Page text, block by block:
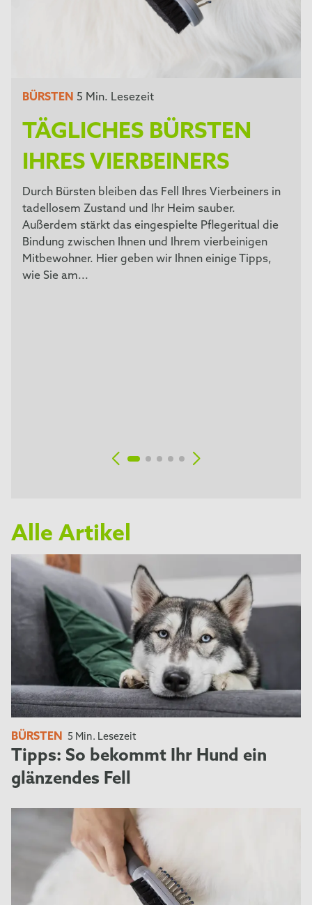
BÜRSTEN 5 Min. Lesezeit
TÄGLICHES BÜRSTEN
IHRES VIERBEINERS
Durch Bürsten bleiben das Fell Ihres Vierbeiners in
tadellosem Zustand und Ihr Heim sauber.
Außerdem stärkt das eingespielte Pflegeritual die
Bindung zwischen Ihnen und Ihrem vierbeinigen
Mitbewohner. Hier geben wir Ihnen einige Tipps,
wie Sie am...
Alle Artikel
BÜRSTEN 5 Min. Lesezeit
Tipps: So bekommt Ihr Hund ein
glänzendes Fell